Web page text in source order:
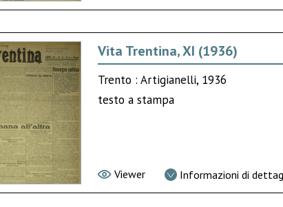
Vita Trentina, XI (1936)
Trento : Artigianelli, 1936
testo a stampa
Viewer Informazioni di